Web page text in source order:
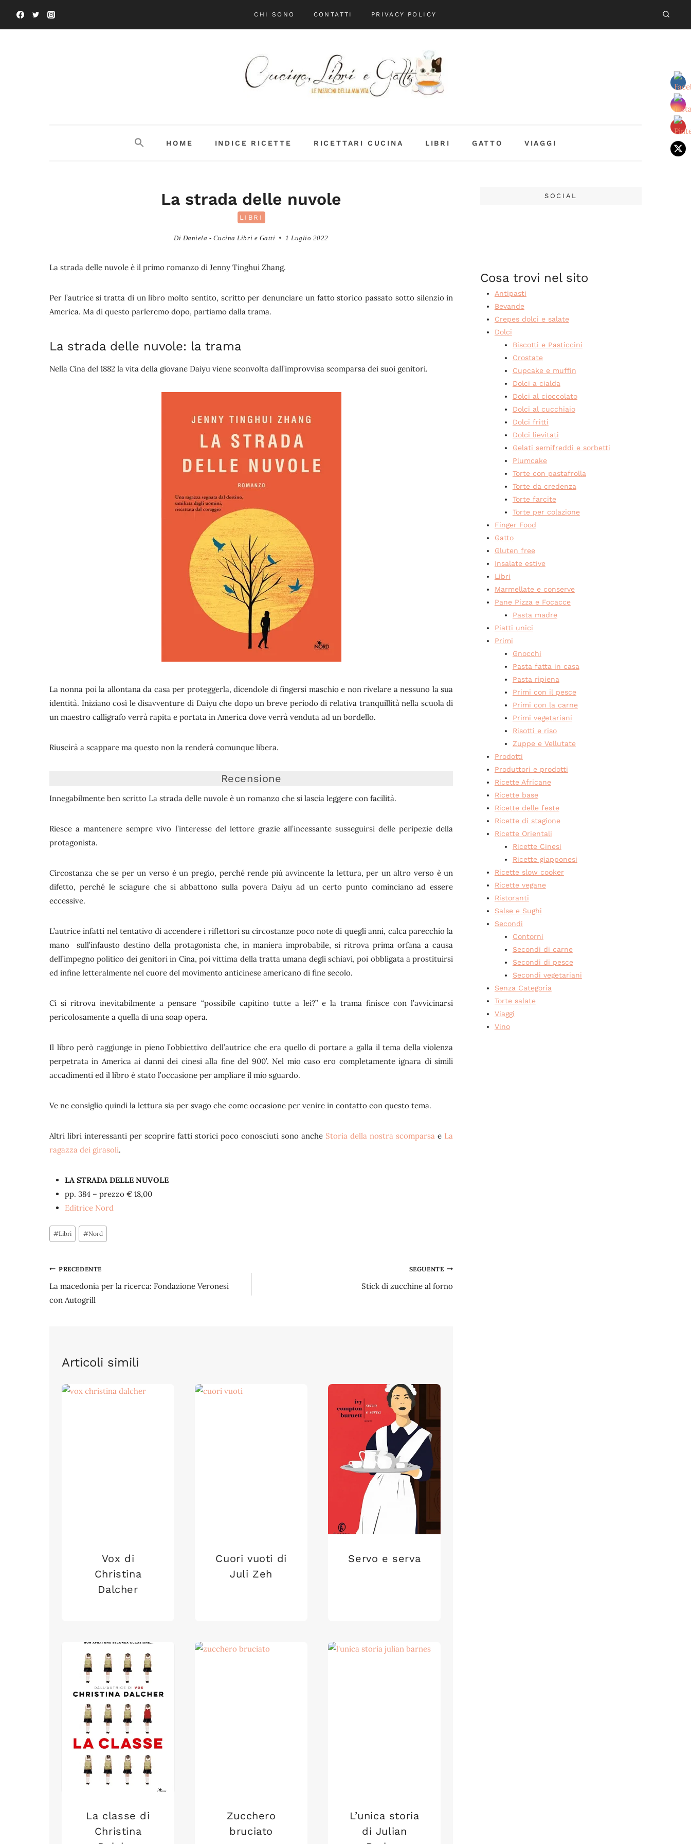
CHI SONO CONTATTI PRIVACY POLICY
HOME INDICE RICETTE RICETTARI CUCINA LIBRI GATTO VIAGGI
La strada delle nuvole
LIBRI
Di Daniela - Cucina Libri e Gatti 1 Luglio 2022
La strada delle nuvole è il primo romanzo di Jenny Tinghui Zhang.
Per l’autrice si tratta di un libro molto sentito, scritto per denunciare un fatto storico passato sotto silenzio in
America. Ma di questo parleremo dopo, partiamo dalla trama.
La strada delle nuvole: la trama
Nella Cina del 1882 la vita della giovane Daiyu viene sconvolta dall’improvvisa scomparsa dei suoi genitori.
La nonna poi la allontana da casa per proteggerla, dicendole di fingersi maschio e non rivelare a nessuno la sua
identità. Iniziano così le disavventure di Daiyu che dopo un breve periodo di relativa tranquillità nella scuola di
un maestro calligrafo verrà rapita e portata in America dove verrà venduta ad un bordello.
Riuscirà a scappare ma questo non la renderà comunque libera.
Recensione
Innegabilmente ben scritto La strada delle nuvole è un romanzo che si lascia leggere con facilità.
Riesce a mantenere sempre vivo l’interesse del lettore grazie all’incessante susseguirsi delle peripezie della
protagonista.
Circostanza che se per un verso è un pregio, perché rende più avvincente la lettura, per un altro verso è un
difetto, perché le sciagure che si abbattono sulla povera Daiyu ad un certo punto cominciano ad essere
eccessive.
L’autrice infatti nel tentativo di accendere i riflettori su circostanze poco note di quegli anni, calca parecchio la
mano sull’infausto destino della protagonista che, in maniera improbabile, si ritrova prima orfana a causa
dell’impegno politico dei genitori in Cina, poi vittima della tratta umana degli schiavi, poi obbligata a prostituirsi
ed infine letteralmente nel cuore del movimento anticinese americano di fine secolo.
Ci si ritrova inevitabilmente a pensare “possibile capitino tutte a lei?” e la trama finisce con l’avvicinarsi
pericolosamente a quella di una soap opera.
Il libro però raggiunge in pieno l’obbiettivo dell’autrice che era quello di portare a galla il tema della violenza
perpetrata in America ai danni dei cinesi alla fine del 900’. Nel mio caso ero completamente ignara di simili
accadimenti ed il libro è stato l’occasione per ampliare il mio sguardo.
Ve ne consiglio quindi la lettura sia per svago che come occasione per venire in contatto con questo tema.
Altri libri interessanti per scoprire fatti storici poco conosciuti sono anche Storia della nostra scomparsa e La
ragazza dei girasoli.
LA STRADA DELLE NUVOLE
pp. 384 – prezzo € 18,00
Editrice Nord
Tag
articolo:
#Libri #Nord
Navigazione
articoli
PRECEDENTE
La macedonia per la ricerca: Fondazione Veronesi
con Autogrill
SEGUENTE
Stick di zucchine al forno
Articoli simili
Vox di
Christina
Dalcher
Cuori vuoti di
Juli Zeh
Servo e serva
La classe di
Christina
Zucchero
bruciato
L’unica storia
di Julian
SOCIAL
Cosa trovi nel sito
Antipasti
Bevande
Crepes dolci e salate
Dolci
Biscotti e Pasticcini
Crostate
Cupcake e muffin
Dolci a cialda
Dolci al cioccolato
Dolci al cucchiaio
Dolci fritti
Dolci lievitati
Gelati semifreddi e sorbetti
Plumcake
Torte con pastafrolla
Torte da credenza
Torte farcite
Torte per colazione
Finger Food
Gatto
Gluten free
Insalate estive
Libri
Marmellate e conserve
Pane Pizza e Focacce
Pasta madre
Piatti unici
Primi
Gnocchi
Pasta fatta in casa
Pasta ripiena
Primi con il pesce
Primi con la carne
Primi vegetariani
Risotti e riso
Zuppe e Vellutate
Prodotti
Produttori e prodotti
Ricette Africane
Ricette base
Ricette delle feste
Ricette di stagione
Ricette Orientali
Ricette Cinesi
Ricette giapponesi
Ricette slow cooker
Ricette vegane
Ristoranti
Salse e Sughi
Secondi
Contorni
Secondi di carne
Secondi di pesce
Secondi vegetariani
Senza Categoria
Torte salate
Viaggi
Vino